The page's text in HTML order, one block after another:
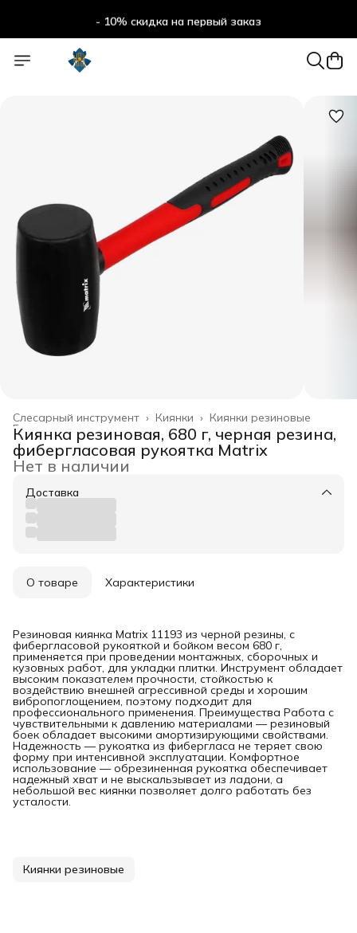
- 10% скидка на первый заказ
Киянки резиновые
Киянки ›
Слесарный инструмент ›
Главная ›
Киянка резиновая, 680 г, черная резина,
фибергласовая рукоятка Matrix
Нет в наличии
Доставка
О товаре Характеристики
Резиновая киянка Matrix 11193 из черной резины, с
фибергласовой рукояткой и бойком весом 680 г,
применяется при проведении монтажных, сборочных и
кузовных работ, для укладки плитки. Инструмент обладает
высоким показателем прочности, стойкостью к
воздействию внешней агрессивной среды и хорошим
вибропоглощением, поэтому подходит для
профессионального применения. Преимущества Работа с
чувствительными к давлению материалами — резиновый
боек обладает высокими амортизирующими свойствами.
Надежность — рукоятка из фибергласа не теряет свою
форму при интенсивной эксплуатации. Комфортное
использование — обрезиненная рукоятка обеспечивает
надежный хват и не выскальзывает из ладони, а
небольшой вес киянки позволяет долго работать без
усталости.
Киянки резиновые